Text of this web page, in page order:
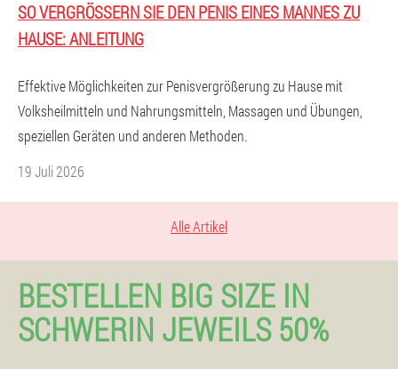
SO VERGRÖSSERN SIE DEN PENIS EINES MANNES ZU H
AUSE: ANLEITUNG
Effektive Möglichkeiten zur Penisvergrößerung zu Hause mit
Volksheilmitteln und Nahrungsmitteln, Massagen und Übungen,
speziellen Geräten und anderen Methoden.
19 Juli 2026
Alle Artikel
BESTELLEN BIG SIZE IN
SCHWERIN JEWEILS 50%